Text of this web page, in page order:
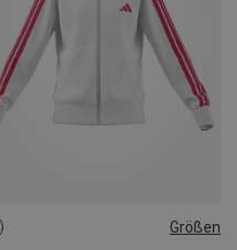
Größen